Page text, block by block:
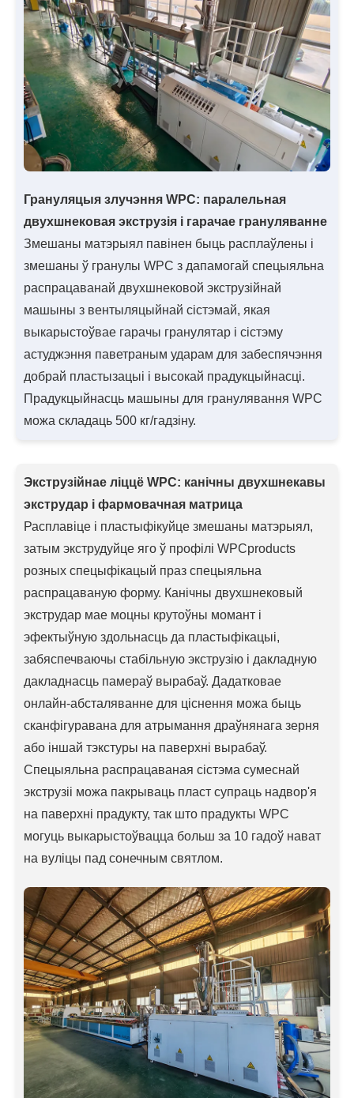
Грануляцыя злучэння WPC: паралельная
двухшнековая экструзія і гарачае грануляванне
Змешаны матэрыял павінен быць расплаўлены і
змешаны ў гранулы WPC з дапамогай спецыяльна
распрацаванай двухшнековой экструзійнай
машыны з вентыляцыйнай сістэмай, якая
выкарыстоўвае гарачы гранулятар і сістэму
астуджэння паветраным ударам для забеспячэння
добрай пластызацыі і высокай прадукцыйнасці.
Прадукцыйнасць машыны для гранулявання WPC
можа складаць 500 кг/гадзіну.
Экструзійнае ліццё WPC: канічны двухшнекавы
экструдар і фармовачная матрица
Расплавіце і пластыфікуйце змешаны матэрыял,
затым экструдуйце яго ў профілі WPCproducts
розных спецыфікацый праз спецыяльна
распрацаваную форму. Канічны двухшнековый
экструдар мае моцны крутоўны момант і
эфектыўную здольнасць да пластыфікацыі,
забяспечваючы стабільную экструзію і дакладную
дакладнасць памераў вырабаў. Дадатковае
онлайн-абсталяванне для ціснення можа быць
сканфігуравана для атрымання драўнянага зерня
або іншай тэкстуры на паверхні вырабаў.
Спецыяльна распрацаваная сістэма сумеснай
экструзіі можа пакрываць пласт супраць надвор'я
на паверхні прадукту, так што прадукты WPC
могуць выкарыстоўвацца больш за 10 гадоў нават
на вуліцы пад сонечным святлом.